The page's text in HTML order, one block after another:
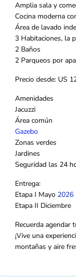
Amplia sala y
Cocina moderna
Área de lavado
3 Habitaciones, la
2 Baños
2 Parqueos por
Precio desde: US
Amenidades
Jacuzzi
Área común
Gazebo
Zonas verdes
Jardines
Seguridad las 24
Entrega:
Etapa I Mayo 2026
Etapa II Diciembre
Recuerda agendar
¡Vive una
montañas y aire